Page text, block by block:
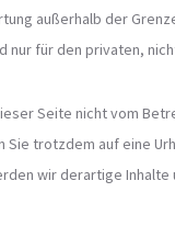
außerhalb der
nur für den privaten,
Seite nicht vom
Sie trotzdem auf eine
wir derartige Inhalte